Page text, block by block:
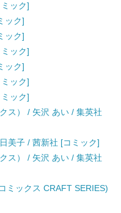
ック]
ック]
ック]
ック]
ック]
ック]
ック]
ス） / 矢沢 あい / 集英社
美子 / 茜新社 [コミック]
ス） / 矢沢 あい / 集英社
ミックス CRAFT SERIES)